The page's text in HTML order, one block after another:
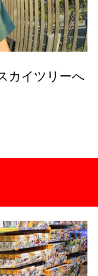
カイツリーへ